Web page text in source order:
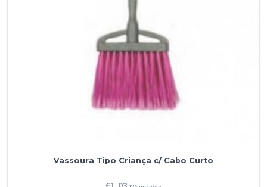
Vassoura Tipo Criança c/ Cabo Curto